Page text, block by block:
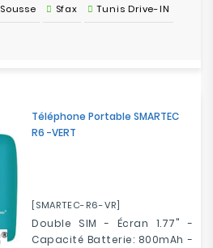
Sousse Sfax Tunis Drive-IN
Téléphone Portable SMARTEC
R6 -VERT
[SMARTEC-R6-VR]
Double SIM - Écran 1.77" -
Capacité Batterie: 800mAh -